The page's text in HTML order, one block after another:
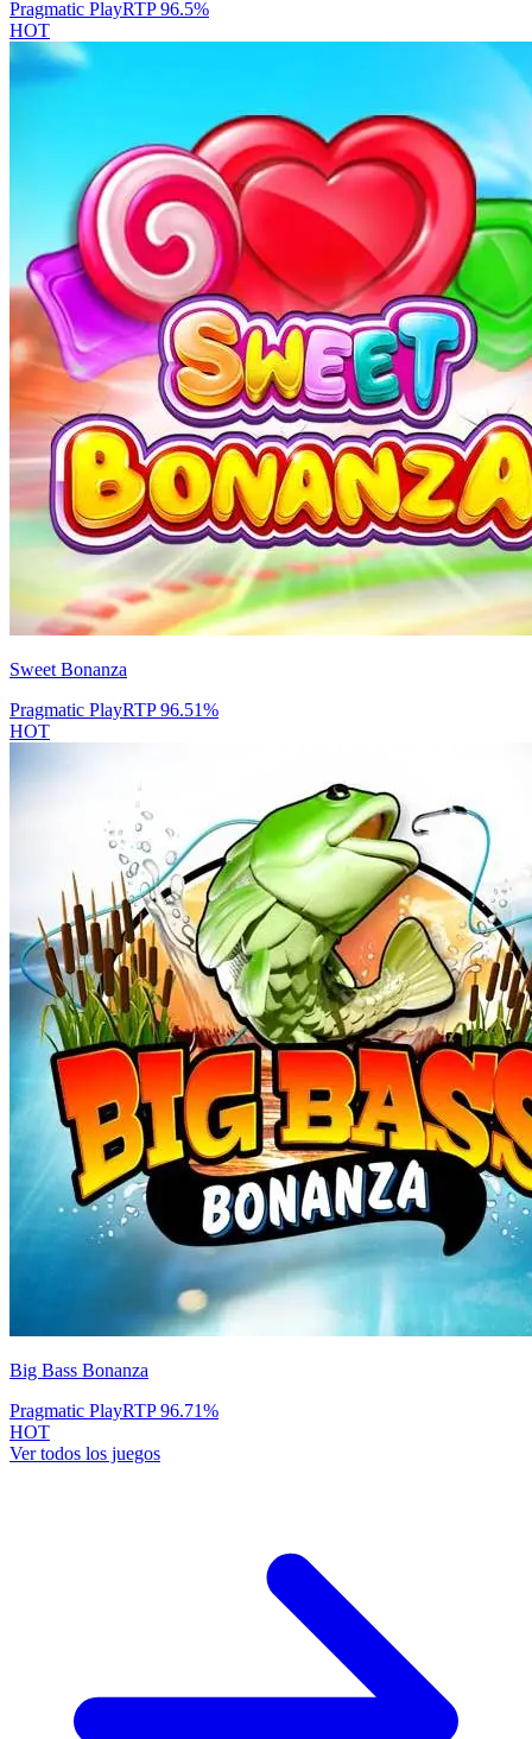
Pragmatic PlayRTP96.5%
HOT
Sweet Bonanza
Pragmatic PlayRTP96.51%
HOT
Big Bass Bonanza
Pragmatic PlayRTP96.71%
HOT
Ver todos los juegos